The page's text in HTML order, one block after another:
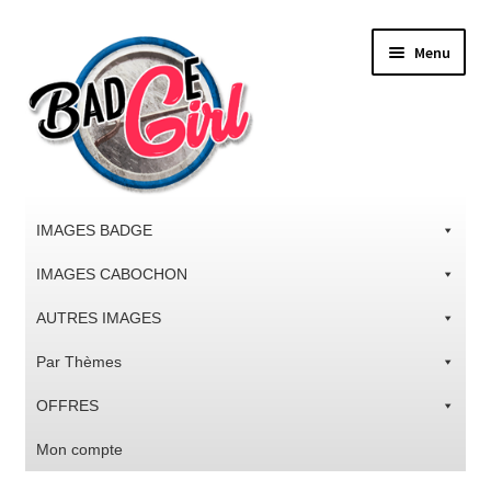
la
navigation
contenu
Menu
IMAGES BADGE
IMAGES CABOCHON
AUTRES IMAGES
Par Thèmes
OFFRES
Mon compte